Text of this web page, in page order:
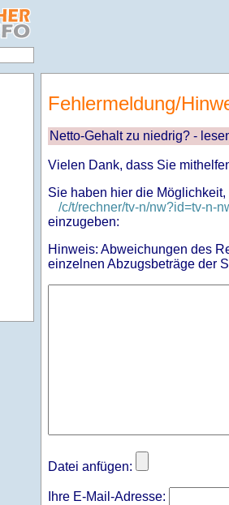
Fehlermeldung/
Netto-Gehalt zu niedrig? -
Vielen Dank, dass Sie
Sie haben hier die
/c/t/rechner/tv-n/nw?id=tv-n-
einzugeben:
Hinweis: Abweichungen des
einzelnen Abzugsbeträge der
Datei anfügen:
Ihre E-Mail-Adresse: